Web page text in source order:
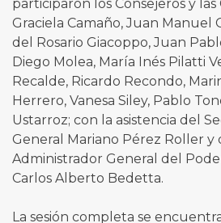
participaron los Consejeros y las
Graciela Camaño, Juan Manuel
del Rosario Giacoppo, Juan
Diego Molea, María Inés Pilatti
Recalde, Ricardo Recondo,
Herrero, Vanesa Siley, Pablo
Ustarroz; con la asistencia del
General Mariano Pérez Roller y
Administrador General del
Carlos Alberto Bedetta.
La sesión completa se